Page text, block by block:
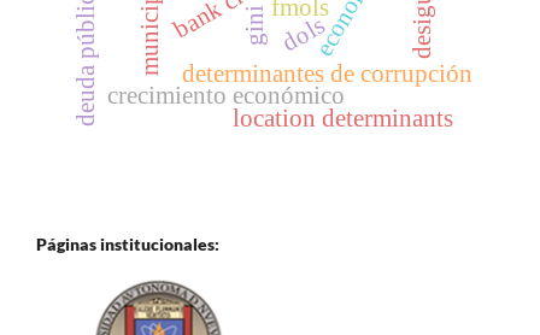
determinantes de corrupción
dols
fmols
crecimiento económico
deuda pública location determinants
gini
Páginas institucionales: